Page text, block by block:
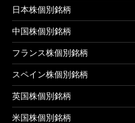
日本株個別銘柄
中国株個別銘柄
フランス株個別銘柄
スペイン株個別銘柄
英国株個別銘柄
米国株個別銘柄